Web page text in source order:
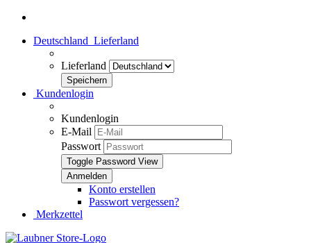
Deutschland Lieferland
Lieferland
Kundenlogin
Kundenlogin
E-Mail
Passwort
Toggle Password View
Konto erstellen
Passwort vergessen?
Merkzettel